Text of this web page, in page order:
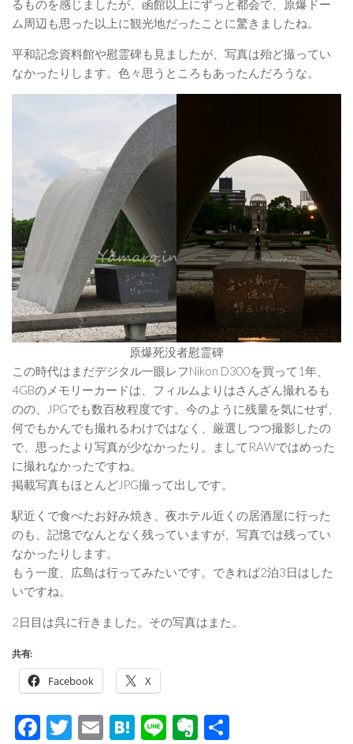
るものを感じましたが、函館以上にずっと都会で、原爆ドー
ム周辺も思った以上に観光地だったことに驚きましたね。
平和記念資料館や慰霊碑も見ましたが、写真は殆ど撮ってい
なかったりします。色々思うところもあったんだろうな。
原爆死没者慰霊碑
この時代はまだデジタル一眼レフNikon D300を買って1年、
4GBのメモリーカードは、フィルムよりはさんざん撮れるも
のの、JPGでも数百枚程度です。今のように残量を気にせず、
何でもかんでも撮れるわけではなく、厳選しつつ撮影したの
で、思ったより写真が少なかったり。ましてRAWではめった
に撮れなかったですね。
掲載写真もほとんどJPG撮って出しです。
駅近くで食べたお好み焼き、夜ホテル近くの居酒屋に行った
のも、記憶でなんとなく残っていますが、写真では残ってい
なかったりします。
もう一度、広島は行ってみたいです。できれば2泊3日はした
いですね。
2日目は呉に行きました。その写真はまた。
共有:
Facebook X
Facebook
Twitter
EmailHatena
LineEvernote